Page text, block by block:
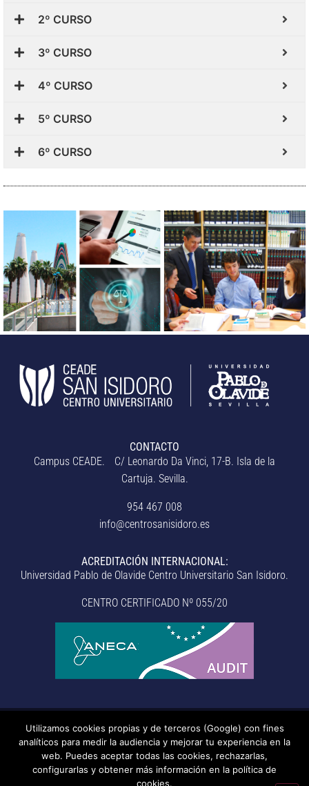
2º CURSO
3º CURSO
4º CURSO
5º CURSO
6º CURSO
CONTACTO
Campus CEADE. C/ Leonardo Da Vinci, 17-B. Isla de la
Cartuja. Sevilla.
954 467 008
info@centrosanisidoro.es
ACREDITACIÓN INTERNACIONAL:
Universidad Pablo de Olavide Centro Universitario San Isidoro.
CENTRO CERTIFICADO Nº 055/20
© Centro Universitario San Isidoro (Sevilla), adscrito a la
Universidad Pablo de Olavide de Sevilla.– Aviso legal, política de
privacidad, uso de cookies, medidas de seguridad, código de
Utilizamos cookies propias y de terceros (Google) con fines
analíticos para medir la audiencia y mejorar tu experiencia en la
web. Puedes aceptar todas las cookies, rechazarlas,
configurarlas y obtener más información en la política de
cookies.